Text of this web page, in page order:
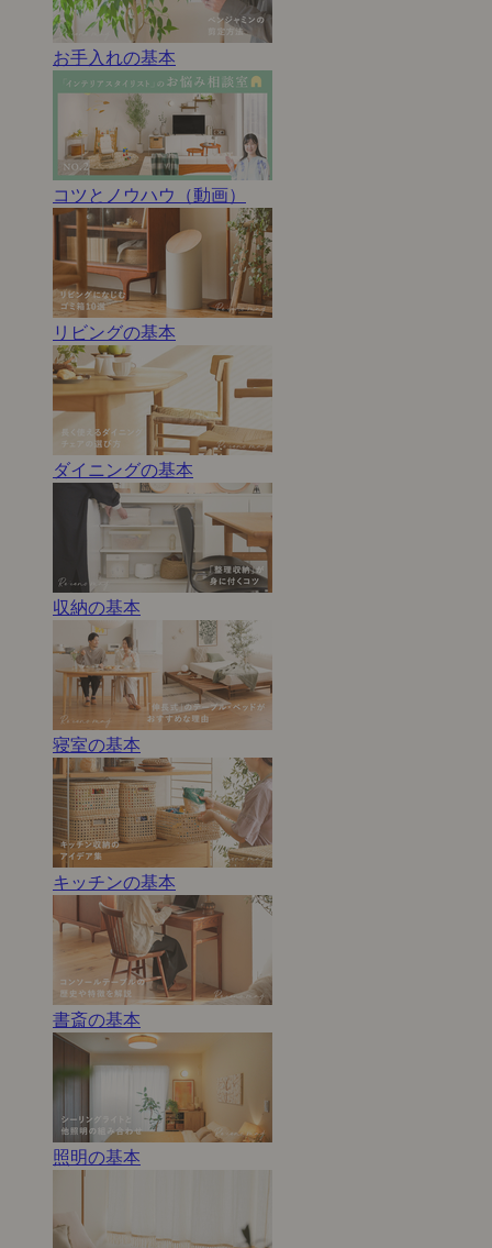
お手入れの基本
コツとノウハウ（動画）
リビングの基本
ダイニングの基本
収納の基本
寝室の基本
キッチンの基本
書斎の基本
照明の基本